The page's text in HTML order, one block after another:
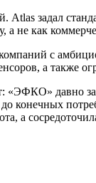
задал
а не как
с
а также
«ЭФКО» давно
конечных
а